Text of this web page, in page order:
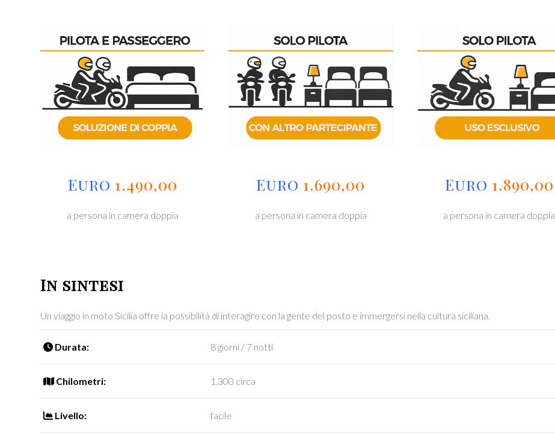
Euro 1.490,00
a persona in camera doppia
Euro 1.690,00
a persona in camera doppia
Euro 1.890,00
a persona in camera doppia
In sintesi
Un viaggio in moto Sicilia offre la possibilità di interagire con la gente del posto e immergersi nella cultura siciliana.
Durata: 8 giorni / 7 notti
Chilometri: 1.300 circa
Livello: facile